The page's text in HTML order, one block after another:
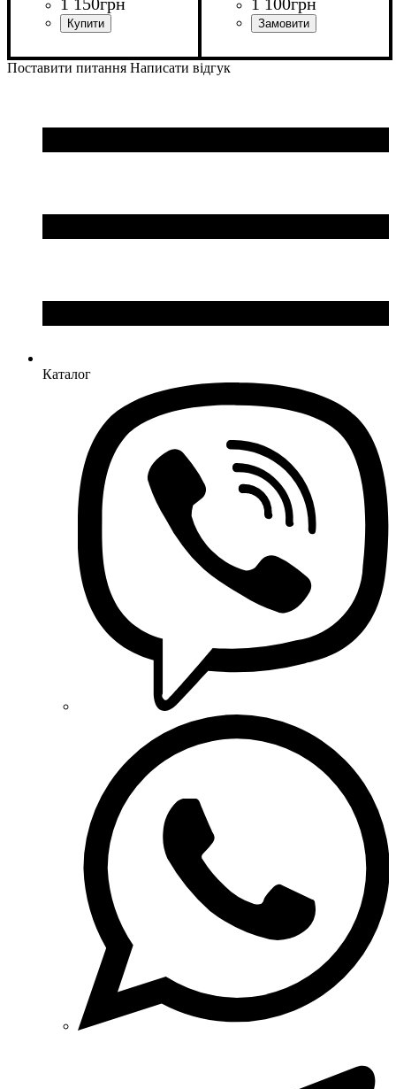
Поставити питання Написати відгук
Каталог